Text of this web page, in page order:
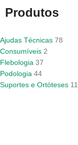
Produtos
Ajudas Técnicas 78
Consumíveis 2
Flebologia 37
Podologia 44
Suportes e Ortóteses